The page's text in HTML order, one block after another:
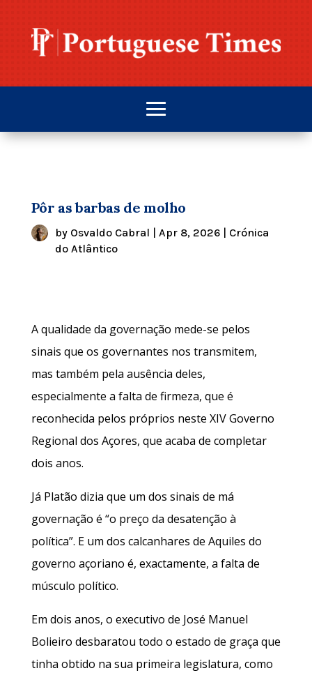
Pôr as barbas de molho
by Osvaldo Cabral | Apr 8, 2026| Crónica
do Atlântico
A qualidade da governação mede-se pelos
sinais que os governantes nos transmitem,
mas também pela ausência deles,
especialmente a falta de firmeza, que é
reconhecida pelos próprios neste XIV Governo
Regional dos Açores, que acaba de completar
dois anos.
Já Platão dizia que um dos sinais de má
governação é “o preço da desatenção à
política”. E um dos calcanhares de Aquiles do
governo açoriano é, exactamente, a falta de
músculo político.
Em dois anos, o executivo de José Manuel
Bolieiro desbaratou todo o estado de graça que
tinha obtido na sua primeira legislatura, como